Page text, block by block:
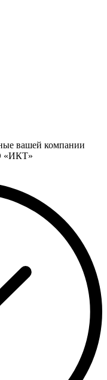
вашей компании
«ИКТ»